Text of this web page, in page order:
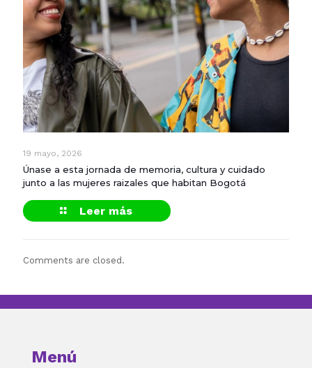
19 mayo, 2026
Únase a esta jornada de memoria, cultura y cuidado
junto a las mujeres raizales que habitan Bogotá
Leer más
Comments are closed.
Menú